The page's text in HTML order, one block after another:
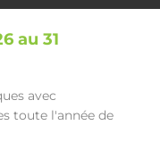
au 31
avec
toute l'année de